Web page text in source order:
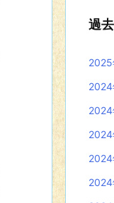
過
2025
2024
2024
2024
2024
2024